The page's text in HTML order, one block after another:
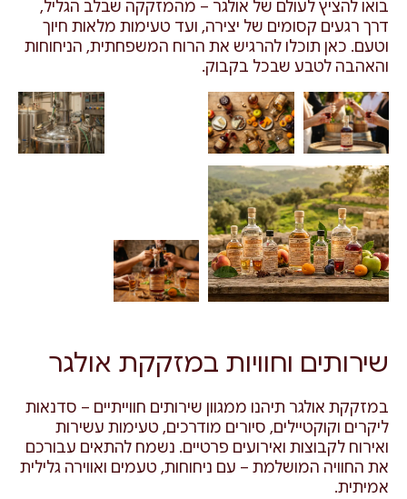
בואו להציץ לעולם של אולגר – מהמזקקה שבלב הגליל,
דרך רגעים קסומים של יצירה, ועד טעימות מלאות חיוך
וטעם. כאן תוכלו להרגיש את הרוח המשפחתית, הניחוחות
והאהבה לטבע שבכל בקבוק.
שירותים וחוויות במזקקת אולגר
במזקקת אולגר תיהנו ממגוון שירותים חווייתיים – סדנאות
ליקרים וקוקטיילים, סיורים מודרכים, טעימות עשירות
ואירוח לקבוצות ואירועים פרטיים. נשמח להתאים עבורכם
את החוויה המושלמת – עם ניחוחות, טעמים ואווירה גלילית
אמיתית.